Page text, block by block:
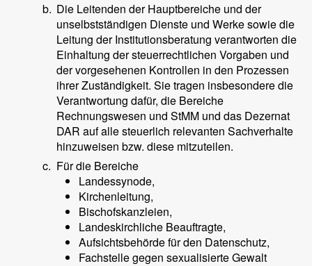
b. Die Leitenden der Hauptbereiche und der
unselbstständigen Dienste und Werke sowie die
Leitung der Institutionsberatung verantworten die
Einhaltung der steuerrechtlichen Vorgaben und
der vorgesehenen Kontrollen in den Prozessen
ihrer Zuständigkeit. Sie tragen insbesondere die
Verantwortung dafür, die Bereiche
Rechnungswesen und StMM und das Dezernat
DAR auf alle steuerlich relevanten Sachverhalte
hinzuweisen bzw. diese mitzuteilen.
c. Für die Bereiche
Landessynode,
Kirchenleitung,
Bischofskanzleien,
Landeskirchliche Beauftragte,
Aufsichtsbehörde für den Datenschutz,
Fachstelle gegen sexualisierte Gewalt